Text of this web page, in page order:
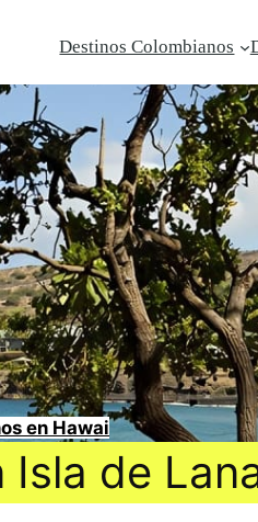
Destinos Colombianos
en Hawai
Isla de